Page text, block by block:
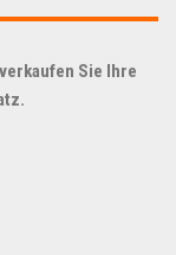
Sie Ihre